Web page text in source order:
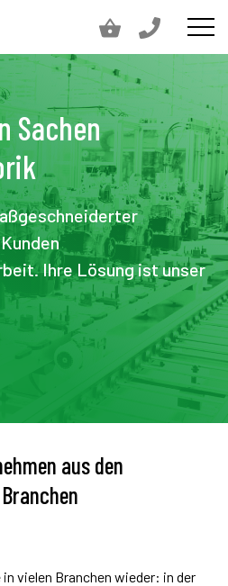
Sachen
Ihre Lösung ist unser
aus den
vielen Branchen wieder: in der